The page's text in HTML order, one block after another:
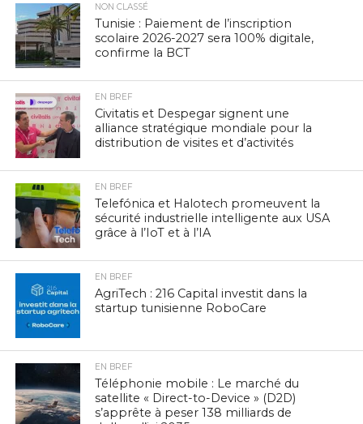
NON CLASSÉ
Tunisie : Paiement de l’inscription
scolaire 2026-2027 sera 100% digitale,
confirme la BCT
EN BREF
Civitatis et Despegar signent une
alliance stratégique mondiale pour la
distribution de visites et d’activités
EN BREF
Telefónica et Halotech promeuvent la
sécurité industrielle intelligente aux USA
grâce à l’IoT et à l’IA
EN BREF
AgriTech : 216 Capital investit dans la
startup tunisienne RoboCare
EN BREF
Téléphonie mobile : Le marché du
satellite « Direct-to-Device » (D2D)
s’apprête à peser 138 milliards de